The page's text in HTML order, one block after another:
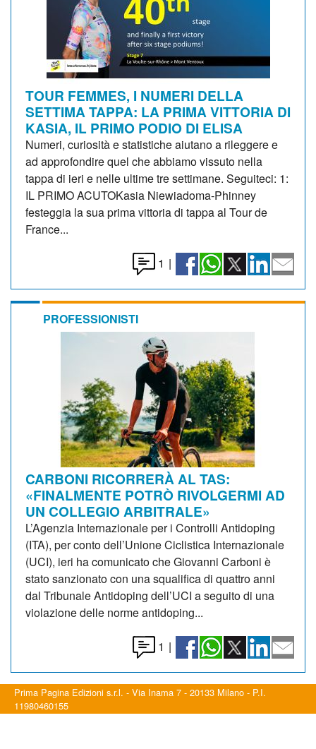
TOUR FEMMES, I NUMERI DELLA
SETTIMA TAPPA: LA PRIMA VITTORIA DI
KASIA, IL PRIMO PODIO DI ELISA
Numeri, curiosità e statistiche aiutano a rileggere e
ad approfondire quel che abbiamo vissuto nella
tappa di ieri e nelle ultime tre settimane. Seguiteci: 1:
IL PRIMO ACUTOKasia Niewiadoma-Phinney
festeggia la sua prima vittoria di tappa al Tour de
France...
1 |
PROFESSIONISTI
CARBONI RICORRERÀ AL TAS:
«FINALMENTE POTRÒ RIVOLGERMI AD
UN COLLEGIO ARBITRALE»
L’Agenzia Internazionale per i Controlli Antidoping
(ITA), per conto dell’Unione Ciclistica Internazionale
(UCI), ieri ha comunicato che Giovanni Carboni è
stato sanzionato con una squalifica di quattro anni
dal Tribunale Antidoping dell’UCI a seguito di una
violazione delle norme antidoping...
1 |
Prima Pagina Edizioni s.r.l. - Via Inama 7 - 20133 Milano - P.I.
11980460155